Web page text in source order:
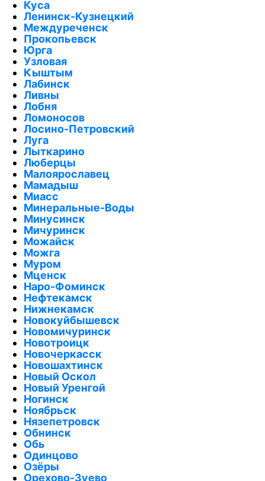
Куса
Ленинск-Кузнецкий
Междуреченск
Прокопьевск
Юрга
Узловая
Кыштым
Лабинск
Ливны
Лобня
Ломоносов
Лосино-Петровский
Луга
Лыткарино
Люберцы
Малоярославец
Мамадыш
Миасс
Минеральные-Воды
Минусинск
Мичуринск
Можайск
Можга
Муром
Мценск
Наро-Фоминск
Нефтекамск
Нижнекамск
Новокуйбышевск
Новомичуринск
Новотроицк
Новочеркасск
Новошахтинск
Новый Оскол
Новый Уренгой
Ногинск
Ноябрьск
Нязепетровск
Обнинск
Обь
Одинцово
Озёры
Орехово-Зуево